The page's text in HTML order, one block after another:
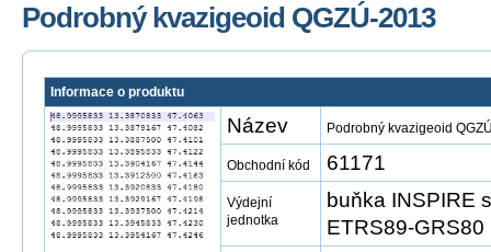
Podrobný kvazigeoid QGZÚ-2013
Informace o produktu
Název Podrobný kvazigeoid
Obchodní kód 61171
Výdejní
jednotka
buňka INSPIRE
ETRS89-GRS80